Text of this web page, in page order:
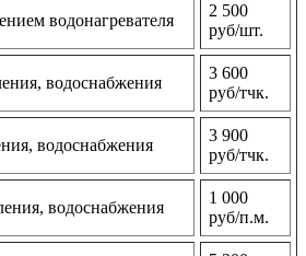
водонагревателя
2 500
руб/шт.
водоснабжения
3 600
руб/тчк.
водоснабжения
3 900
руб/тчк.
водоснабжения
1 000
руб/п.м.